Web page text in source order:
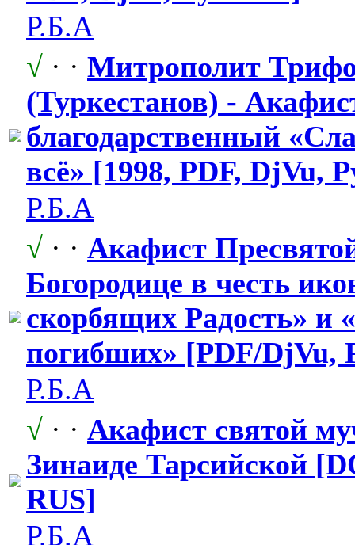
Р.Б.А
√ · · Митрополит
(Туркестанов) -
благодарстве​нный
всё» [1998, PDF, DjVu,
Р.Б.А
√ · · Акафист
Богородице в честь
скорбящих Радость» и
погибших» [PDF/DjVu,
Р.Б.А
√ · · Акафист святой
Зинаиде Тарсийской
RUS]
Р.Б.А